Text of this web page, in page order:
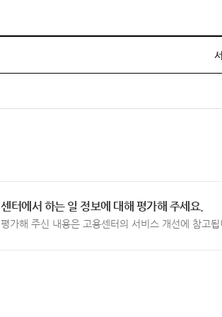
센터에서 하는 일 정보에 대해 평가해 주세요.
평가해 주신 내용은 고용센터의 서비스 개선에 참고됩